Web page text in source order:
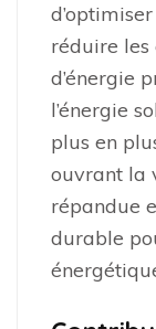
réduire les
d’énergie
l’énergie
plus en
ouvrant la
répandue
durable